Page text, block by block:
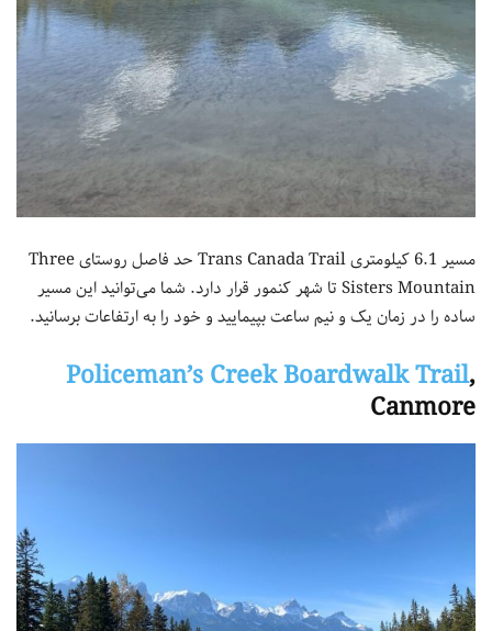
مسیر 6.1 کیلومتری Trans Canada Trail حد فاصل روستای Three
Sisters Mountain تا شهر کنمور قرار دارد. شما می‌توانید این مسیر
ساده را در زمان یک و نیم ساعت بپیمایید و خود را به ارتفاعات برسانید.
Policeman’s Creek Boardwalk Trail,
Canmore